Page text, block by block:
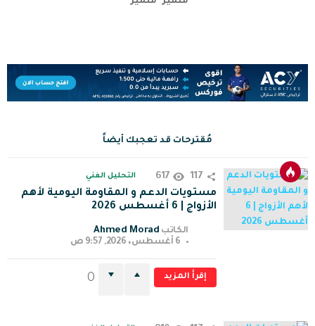
مُقترحات قد تعجبك أيضاً
117
617 التحليل الفني
مستويات الدعم و المقاومة اليومية لأهم
الأزواج | 6 أغسطس 2026
الكاتب Ahmed Morad
6 أغسطس، 2026, 9:57 ص
إقرأ المزيد 0